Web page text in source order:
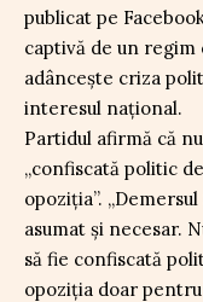
publicat pe
captivă de un
adâncește criza
interesul național.
Partidul afirmă că
„confiscată politic
opoziția”.
asumat și necesar.
să fie confiscată
opoziția doar